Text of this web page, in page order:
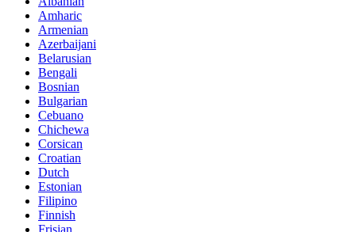
Amharic
Armenian
Azerbaijani
Belarusian
Bengali
Bosnian
Bulgarian
Cebuano
Chichewa
Corsican
Croatian
Dutch
Estonian
Filipino
Finnish
Frisian